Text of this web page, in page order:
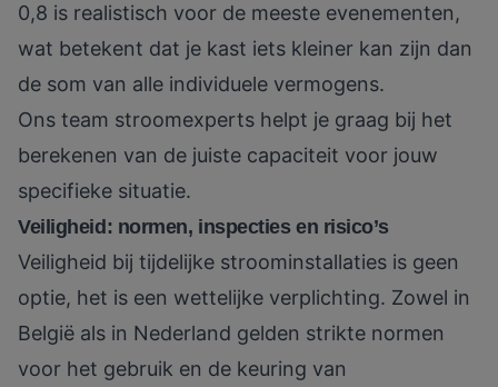
0,8 is realistisch voor de meeste evenementen,
wat betekent dat je kast iets kleiner kan zijn dan
de som van alle individuele vermogens.
Ons team stroomexperts helpt je graag bij het
berekenen van de juiste capaciteit voor jouw
specifieke situatie.
Veiligheid: normen, inspecties en risico’s
Veiligheid bij tijdelijke stroominstallaties is geen
optie, het is een wettelijke verplichting. Zowel in
België als in Nederland gelden strikte normen
voor het gebruik en de keuring van